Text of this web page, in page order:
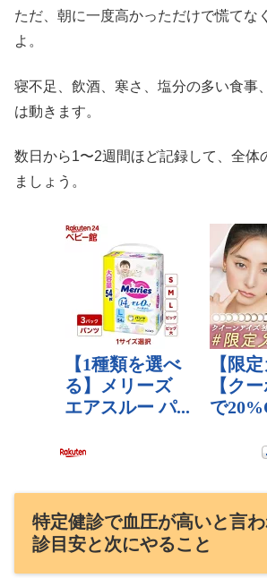
ただ、朝に一度高かっただけで慌てな
よ。
寝不足、飲酒、寒さ、塩分の多い食事
は動きます。
数日から1〜2週間ほど記録して、全体
ましょう。
特定健診で血圧が高いと言
診目安と次にやること